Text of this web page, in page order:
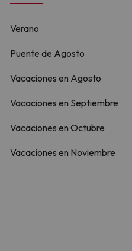
Verano
Puente de Agosto
Vacaciones en Agosto
Vacaciones en Septiembre
Vacaciones en Octubre
Vacaciones en Noviembre